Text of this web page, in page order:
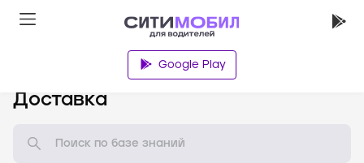
Google Play
Доставка